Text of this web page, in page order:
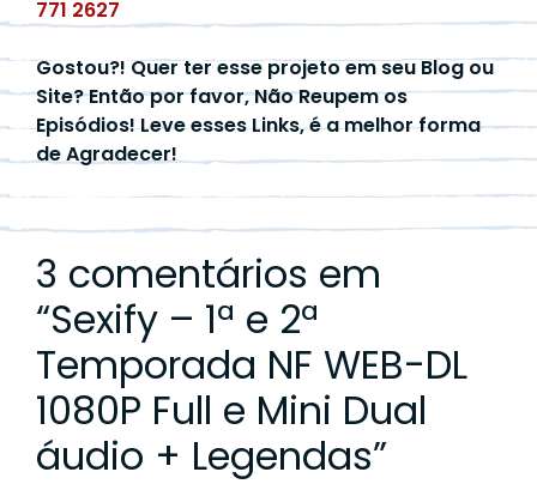
771 2627
Gostou?! Quer ter esse projeto em seu Blog ou
Site? Então por favor, Não Reupem os
Episódios! Leve esses Links, é a melhor forma
de Agradecer!
3 comentários em
“Sexify – 1ª e 2ª
Temporada NF WEB-DL
1080P Full e Mini Dual
áudio + Legendas”